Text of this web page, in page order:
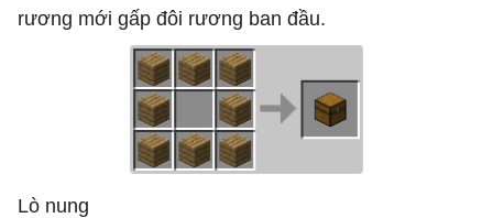
rương mới gấp đôi rương ban đầu.
Lò nung